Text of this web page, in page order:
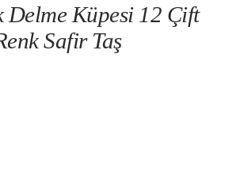
Küpesi 12 Çift
Safir Taş